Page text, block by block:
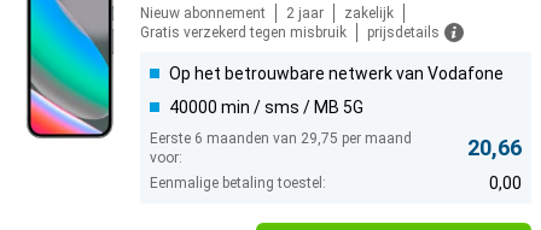
Nieuw abonnement 2 jaar
zakelijk
Gratis verzekerd tegen misbruik
prijsdetails
Op het betrouwbare netwerk van Vodafone
40000 min / sms / MB 5G
Eerste 6 maanden van 29,75 per maand
voor:
20,66
Eenmalige betaling toestel: 0,00